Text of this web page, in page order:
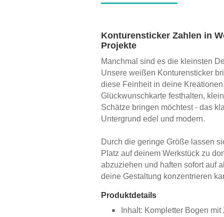
Konturensticker Zahlen in
Projekte
Manchmal sind es die kleinsten
Unsere weißen Konturensticker
diese Feinheit in deine
Glückwunschkarte festhalten,
Schätze bringen möchtest - das
Untergrund edel und modern.
Durch die geringe Größe lassen
Platz auf deinem Werkstück zu
abzuziehen und haften sofort auf
deine Gestaltung konzentrieren
Produktdetails
Inhalt: Kompletter Bogen